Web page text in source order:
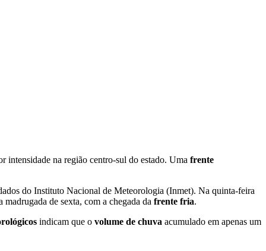
intensidade na região centro-sul do estado. Uma frente
do Instituto Nacional de Meteorologia (Inmet). Na quinta-feira
de sexta, com a chegada da frente fria.
indicam que o volume de chuva acumulado em apenas um